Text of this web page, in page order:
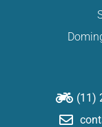
(11)